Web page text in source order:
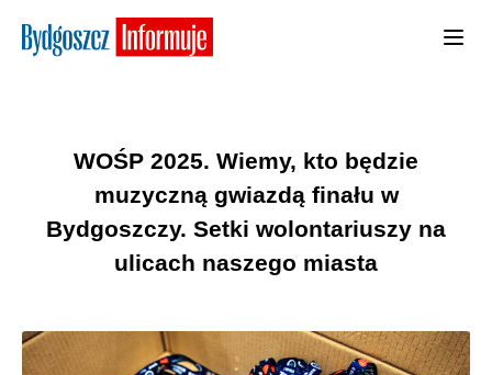
WOŚP 2025. Wiemy, kto będzie
muzyczną gwiazdą finału w
Bydgoszczy. Setki wolontariuszy na
ulicach naszego miasta